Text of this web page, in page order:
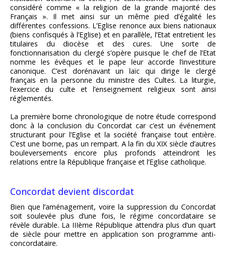
considéré comme « la religion de la grande majorité des
Français ». Il met ainsi sur un même pied d’égalité les
différentes confessions. L’Eglise renonce aux biens nationaux
(biens confisqués à l’Eglise) et en parallèle, l’Etat entretient les
titulaires du diocèse et des cures. Une sorte de
fonctionnarisation du clergé s’opère puisque le chef de l’Etat
nomme les évêques et le pape leur accorde l’investiture
canonique. C’est dorénavant un laïc qui dirige le clergé
français en la personne du ministre des Cultes. La liturgie,
l’exercice du culte et l’enseignement religieux sont ainsi
réglementés.
La première borne chronologique de notre étude correspond
donc à la conclusion du Concordat car c’est un événement
structurant pour l’Eglise et la société française tout entière.
C’est une borne, pas un rempart. A la fin du XIX siècle d’autres
bouleversements encore plus profonds atteindront les
relations entre la République française et l’Eglise catholique.
Concordat devient discordat
Bien que l’aménagement, voire la suppression du Concordat
soit soulevée plus d’une fois, le régime concordataire se
révèle durable. La IIIème République attendra plus d’un quart
de siècle pour mettre en application son programme anti-
concordataire.